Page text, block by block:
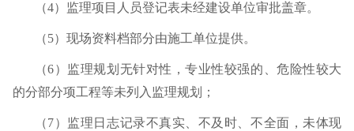
（4）监理项目人员登记表未经建设单位审批盖章。
（5）现场资料档部分由施工单位提供。
（6）监理规划无针对性，专业性较强的、危险性较大
的分部分项工程等未列入监理规划；
（7）监理日志记录不真实、不及时、不全面，未体现